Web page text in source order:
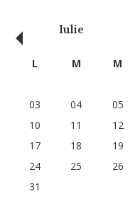
Iulie
‹ L M M
03
04 05
10
11 12
17
18 19
24
25 26
31